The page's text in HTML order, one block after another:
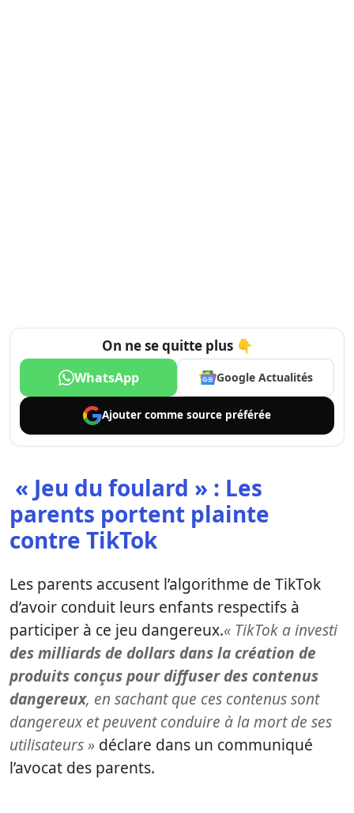
On ne se quitte plus 👇
WhatsApp Google Actualités
Ajouter comme source préférée
« Jeu du foulard » : Les
parents portent plainte
contre TikTok
Les parents accusent l’algorithme de TikTok
d’avoir conduit leurs enfants respectifs à
participer à ce jeu dangereux.« TikTok a investi
des milliards de dollars dans la création de
produits conçus pour diffuser des contenus
dangereux, en sachant que ces contenus sont
dangereux et peuvent conduire à la mort de ses
utilisateurs » déclare dans un communiqué
l’avocat des parents.